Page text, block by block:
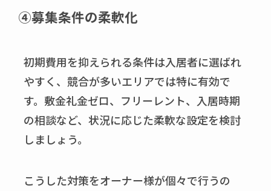
④募集条件の柔軟化
初期費用を抑えられる条件は入居者に選ばれ
やすく、競合が多いエリアでは特に有効で
す。敷金礼金ゼロ、フリーレント、入居時期
の相談など、状況に応じた柔軟な設定を検討
しましょう。
こうした対策をオーナー様が個々で行うの